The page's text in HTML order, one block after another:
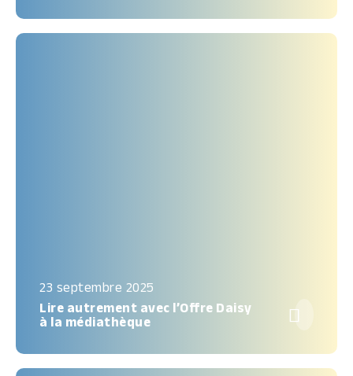
23 septembre 2025
Lire autrement avec l’Offre Daisy
à la médiathèque
